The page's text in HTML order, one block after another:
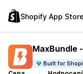
Shopify App Store
MaxBundle
Built for